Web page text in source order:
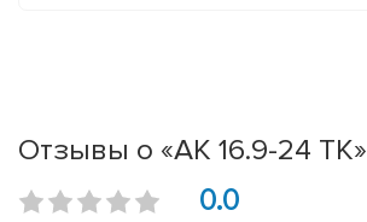
Отзывы о «АК 16.9-24 ТК»
0.0